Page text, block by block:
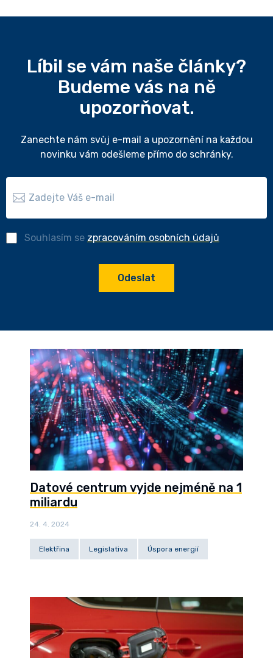
Líbil se vám naše články?
Budeme vás na ně
upozorňovat.
Zanechte nám svůj e-mail a upozornění na každou
novinku vám odešleme přímo do schránky.
Odeslat
Souhlasím se zpracováním osobních údajů
Datové centrum vyjde nejméně na 1
miliardu
24. 4. 2024
Elektřina Legislativa Úspora energií